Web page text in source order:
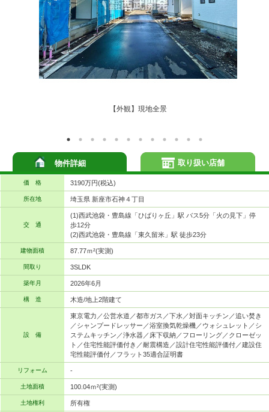
【外観】現地全景
物件詳細
価 格 3190万円(税込)
所在地 埼玉県 新座市石神４丁目
交 通
(1)西武池袋・豊島線「ひばりヶ丘」駅 バス5分「火の見下」停
歩12分
(2)西武池袋・豊島線「東久留米」駅 徒歩23分
建物面積 87.77ｍ²(実測)
間取り 3SLDK
築年月 2026年6月
構 造 木造/地上2階建て
設 備
東京電力／公営水道／都市ガス／下水／対面キッチン／追い焚き
／シャンプードレッサー／浴室換気乾燥機／ウォシュレット／シ
ステムキッチン／浄水器／床下収納／フローリング／クローゼッ
ト／住宅性能評価付き／耐震構造／設計住宅性能評価付／建設住
宅性能評価付／フラット35適合証明書
リフォーム -
土地面積 100.04ｍ²(実測)
土地権利 所有権
取り扱い店舗